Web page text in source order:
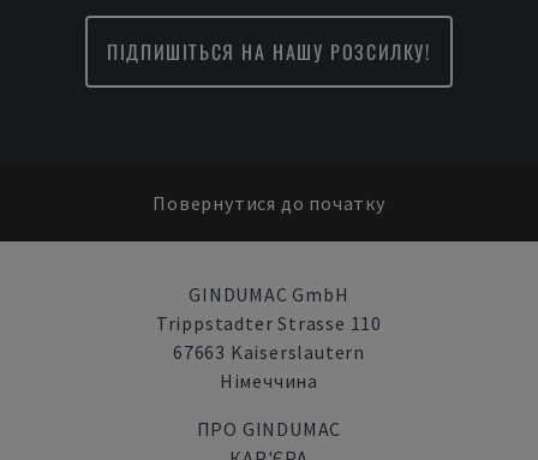
ПІДПИШІТЬСЯ НА НАШУ РОЗСИЛКУ!
Повернутися до початку
GINDUMAC GmbH
Trippstadter Strasse 110
67663 Kaiserslautern
Німеччина
ПРО GINDUMAC